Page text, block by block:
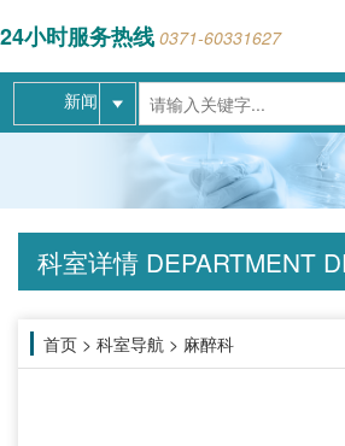
24小时服务热线 0371-60331627
新闻
科室详情 DEPARTMENT
首页 > 科室导航 > 麻醉科